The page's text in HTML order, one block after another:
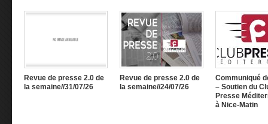
Revue de presse 2.0 de
la semaine//31/07/26
Revue de presse 2.0 de
la semaine//24/07/26
Communiqué
– Soutien du
Presse
à Nice-Matin